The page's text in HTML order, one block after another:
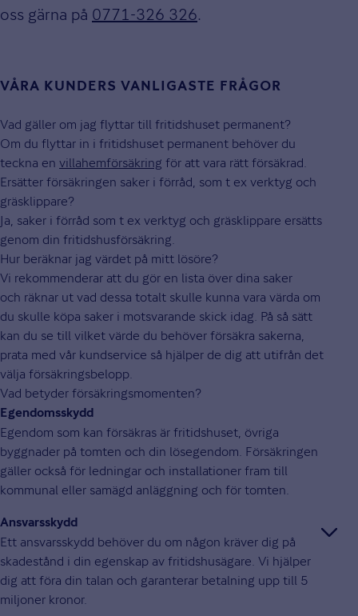
oss gärna på 0771-326 326.
VÅRA KUNDERS VANLIGASTE FRÅGOR
Vad gäller om jag flyttar till fritidshuset permanent?
Om du flyttar in i fritidshuset permanent behöver du
teckna en villahemförsäkring för att vara rätt försäkrad.
Ersätter försäkringen saker i förråd, som t ex verktyg och
gräsklippare?
Ja, saker i förråd som t ex verktyg och gräsklippare ersätts
genom din fritidshusförsäkring.
Hur beräknar jag värdet på mitt lösöre?
Vi rekommenderar att du gör en lista över dina saker
och räknar ut vad dessa totalt skulle kunna vara värda om
du skulle köpa saker i motsvarande skick idag. På så sätt
kan du se till vilket värde du behöver försäkra sakerna,
prata med vår kundservice så hjälper de dig att utifrån det
välja försäkringsbelopp.
Vad betyder försäkringsmomenten?
Egendomsskydd
Egendom som kan försäkras är fritidshuset, övriga
byggnader på tomten och din lösegendom. Försäkringen
gäller också för ledningar och installationer fram till
kommunal eller samägd anläggning och för tomten.
Ansvarsskydd
Ett ansvarsskydd behöver du om någon kräver dig på
skadestånd i din egenskap av fritidshusägare. Vi hjälper
dig att föra din talan och garanterar betalning upp till 5
miljoner kronor.